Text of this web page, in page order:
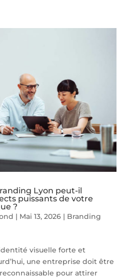
Lyon peut-il
puissants de votre
?
| Mai 13, 2026| Branding
visuelle forte et
une entreprise doit être
pour attirer